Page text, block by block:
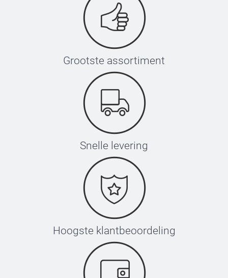
Grootste assortiment
Snelle levering
Hoogste klantbeoordeling